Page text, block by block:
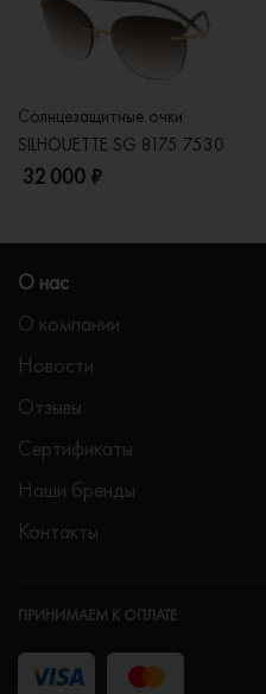
Солнцезащитные очки
SILHOUETTE SG 8175 7530
32 000 ₽
О нас
О компании
Новости
Отзывы
Сертификаты
Наши бренды
Контакты
ПРИНИМАЕМ К ОПЛАТЕ